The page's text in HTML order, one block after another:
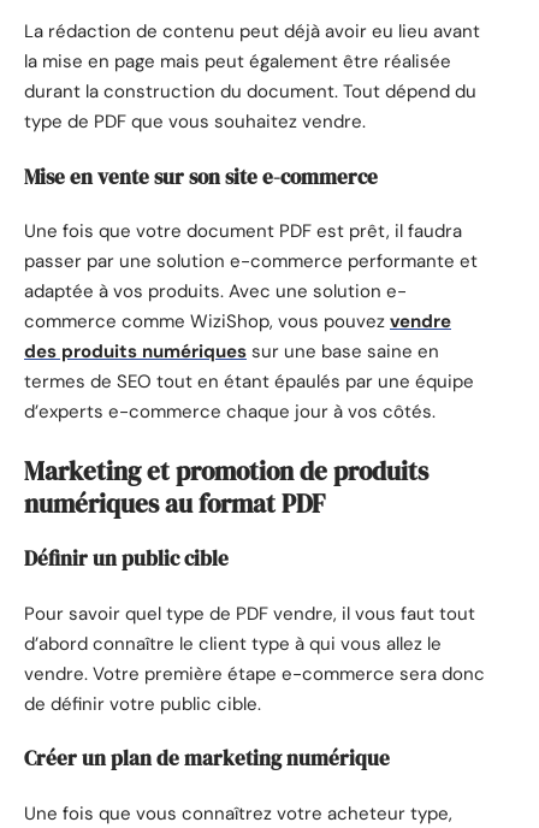
La rédaction de contenu peut déjà avoir eu lieu avant
la mise en page mais peut également être réalisée
durant la construction du document. Tout dépend du
type de PDF que vous souhaitez vendre.
Mise en vente sur son site e-commerce
Une fois que votre document PDF est prêt, il faudra
passer par une solution e-commerce performante et
adaptée à vos produits. Avec une solution e-
commerce comme WiziShop, vous pouvez vendre
des produits numériques sur une base saine en
termes de SEO tout en étant épaulés par une équipe
d’experts e-commerce chaque jour à vos côtés.
Marketing et promotion de produits
numériques au format PDF
Définir un public cible
Pour savoir quel type de PDF vendre, il vous faut tout
d’abord connaître le client type à qui vous allez le
vendre. Votre première étape e-commerce sera donc
de définir votre public cible.
Créer un plan de marketing numérique
Une fois que vous connaîtrez votre acheteur type,